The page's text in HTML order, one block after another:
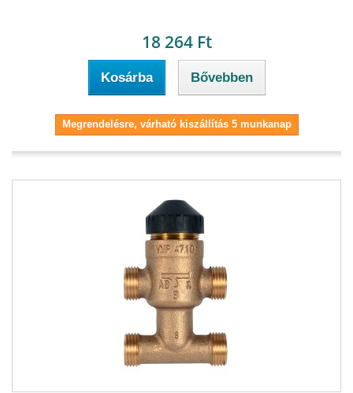
18 264 Ft
Kosárba Bővebben
Megrendelésre, várható kiszállítás 5 munkanap